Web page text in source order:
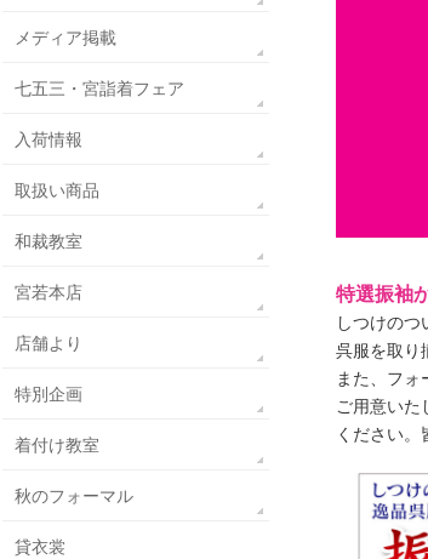
特選振袖
しつけの
呉服を取り
また、フ
ご用意いた
ください。
メディア掲載
七五三・宮詣着フェア
入荷情報
取扱い商品
和裁教室
宮若本店
店舗より
特別企画
着付け教室
秋のフォーマル
貸衣裳